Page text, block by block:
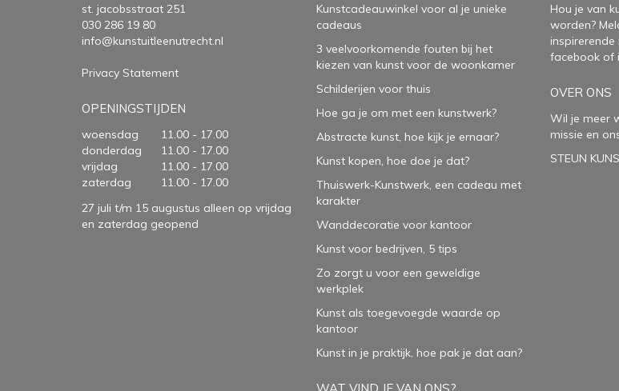
st. jacobsstraat 251
030 286 19 80
info@kunstuitleenutrecht.nl
Privacy Statement
OPENINGSTIJDEN
woensdag
11.00 - 17.00
donderdag
11.00 - 17.00
vrijdag
11.00 - 17.00
zaterdag
11.00 - 17.00
27 juli t/m 15 augustus alleen op vrijdag
en zaterdag geopend
Kunstcadeauwinkel voor al je unieke
cadeaus
3 veelvoorkomende fouten bij het
kiezen van kunst voor de woonkamer
Schilderijen voor thuis
Hoe ga je om met een kunstwerk?
Abstracte kunst, hoe kijk je ernaar?
Kunst kopen, hoe doe je dat?
Thuiswerk-Kunstwerk, een cadeau met
karakter
Wanddecoratie voor kantoor
Kunst voor bedrijven, 5 tips
Zo zorgt u voor een geweldige
werkplek
Kunst als toegevoegde waarde op
kantoor
Kunst in je praktijk, hoe pak je dat aan?
WAT VIND JE VAN ONS?
Hou je van
worden?
inspirerende
facebook of
OVER ONS
Wil je meer
missie en
STEUN